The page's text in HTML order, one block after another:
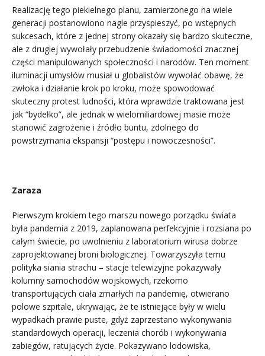
Realizację tego piekielnego planu, zamierzonego na wiele
generacji postanowiono nagle przyspieszyć, po wstępnych
sukcesach, które z jednej strony okazały się bardzo skuteczne,
ale z drugiej wywołały przebudzenie świadomości znacznej
części manipulowanych społeczności i narodów. Ten moment
iluminacji umysłów musiał u globalistów wywołać obawę, że
zwłoka i działanie krok po kroku, może spowodować
skuteczny protest ludności, która wprawdzie traktowana jest
jak “bydełko”, ale jednak w wielomiliardowej masie może
stanowić zagrożenie i źródło buntu, zdolnego do
powstrzymania ekspansji “postępu i nowoczesności”.
Zaraza
Pierwszym krokiem tego marszu nowego porządku świata
była pandemia z 2019, zaplanowana perfekcyjnie i rozsiana po
całym świecie, po uwolnieniu z laboratorium wirusa dobrze
zaprojektowanej broni biologicznej. Towarzyszyła temu
polityka siania strachu – stacje telewizyjne pokazywały
kolumny samochodów wojskowych, rzekomo
transportujących ciała zmarłych na pandemię, otwierano
polowe szpitale, ukrywając, że te istniejące były w wielu
wypadkach prawie puste, gdyż zaprzestano wykonywania
standardowych operacji, leczenia chorób i wykonywania
zabiegów, ratujących życie. Pokazywano lodowiska,